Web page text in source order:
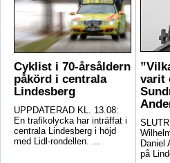
Cyklist i 70-årsåldern
påkörd i centrala
Lindesberg
UPPDATERAD KL. 13.08:
En trafikolycka har inträffat i
centrala Lindesberg i höjd
med Lidl-rondellen. ...
varit
Daniel
på